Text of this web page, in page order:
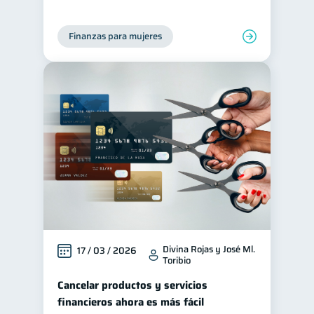
Finanzas para mujeres
17 / 03 / 2026 Divina Rojas y José Ml.
Toribio
Cancelar productos y servicios
financieros ahora es más fácil